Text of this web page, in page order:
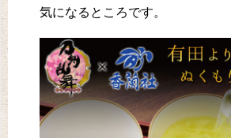
気になるところです。